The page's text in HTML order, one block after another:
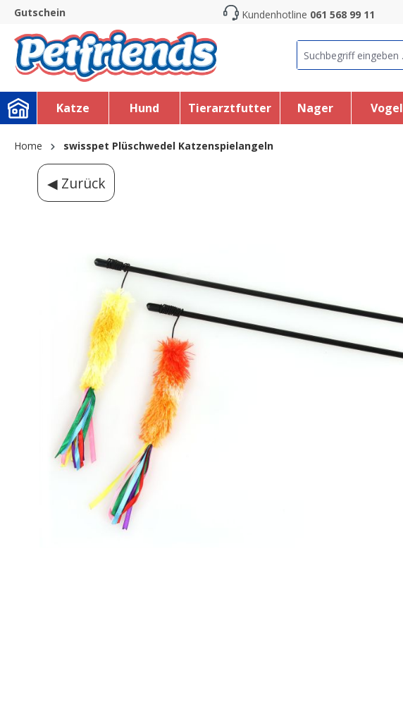
Skip to main navigation
Gutschein Kundenhotline 061 568 99 11
Katze Hund Tierarztfutter Nager Vogel
Home swisspet Plüschwedel Katzenspielangeln
◀ Zurück